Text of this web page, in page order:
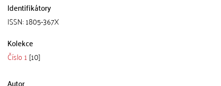
Identifikátory
ISSN: 1805-367X
Kolekce
Číslo 1 [10]
Autor